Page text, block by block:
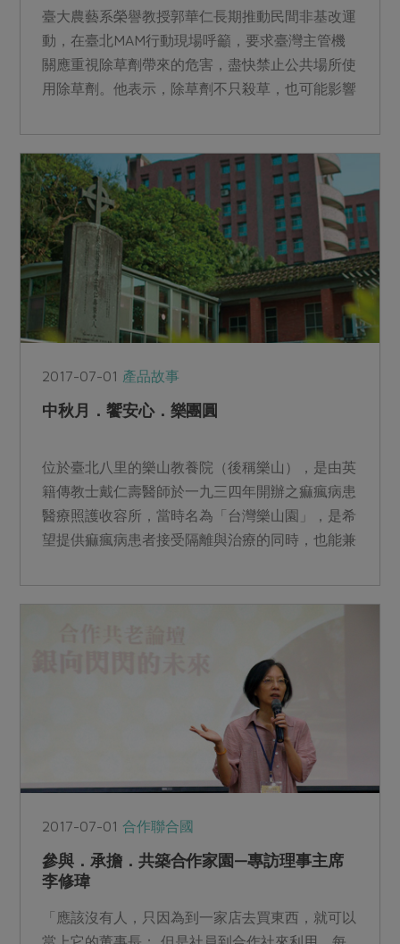
臺大農藝系榮譽教授郭華仁長期推動民間非基改運
動，在臺北MAM行動現場呼籲，要求臺灣主管機
關應重視除草劑帶來的危害，盡快禁止公共場所使
用除草劑。他表示，除草劑不只殺草，也可能影響
2017-07-01 產品故事
中秋月．饗安心．樂團圓
位於臺北八里的樂山教養院（後稱樂山），是由英
籍傳教士戴仁壽醫師於一九三四年開辦之痲瘋病患
醫療照護收容所，當時名為「台灣樂山園」，是希
望提供痲瘋病患者接受隔離與治療的同時，也能兼
2017-07-01合作聯合國
參與．承擔．共築合作家園—專訪理事主席
李修瑋
「應該沒有人，只因為到一家店去買東西，就可以